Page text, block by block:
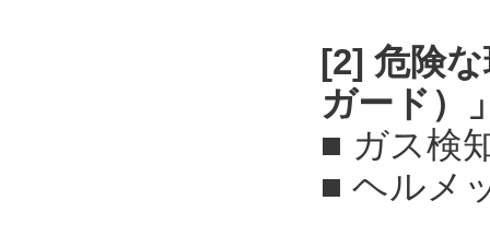
[2] 危険
ガード）
■ ガス検
■ ヘルメ